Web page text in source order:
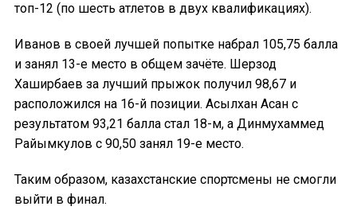
топ-12 (по шесть атлетов в двух квалификациях).
Иванов в своей лучшей попытке набрал 105,75 балла
и занял 13-е место в общем зачёте. Шерзод
Хаширбаев за лучший прыжок получил 98,67 и
расположился на 16-й позиции. Асылхан Асан с
результатом 93,21 балла стал 18-м, а Динмухаммед
Райымкулов с 90,50 занял 19-е место.
Таким образом, казахстанские спортсмены не смогли
выйти в финал.